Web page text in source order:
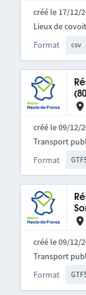
créé le 17/12/
Format csv
Lieux de
créé le 09/12/
Format
Transport
créé le 09/12/
Format
Transport